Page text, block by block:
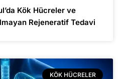
Kök Hücreler ve
Rejeneratif Tedavi
KÖK HÜCRELER